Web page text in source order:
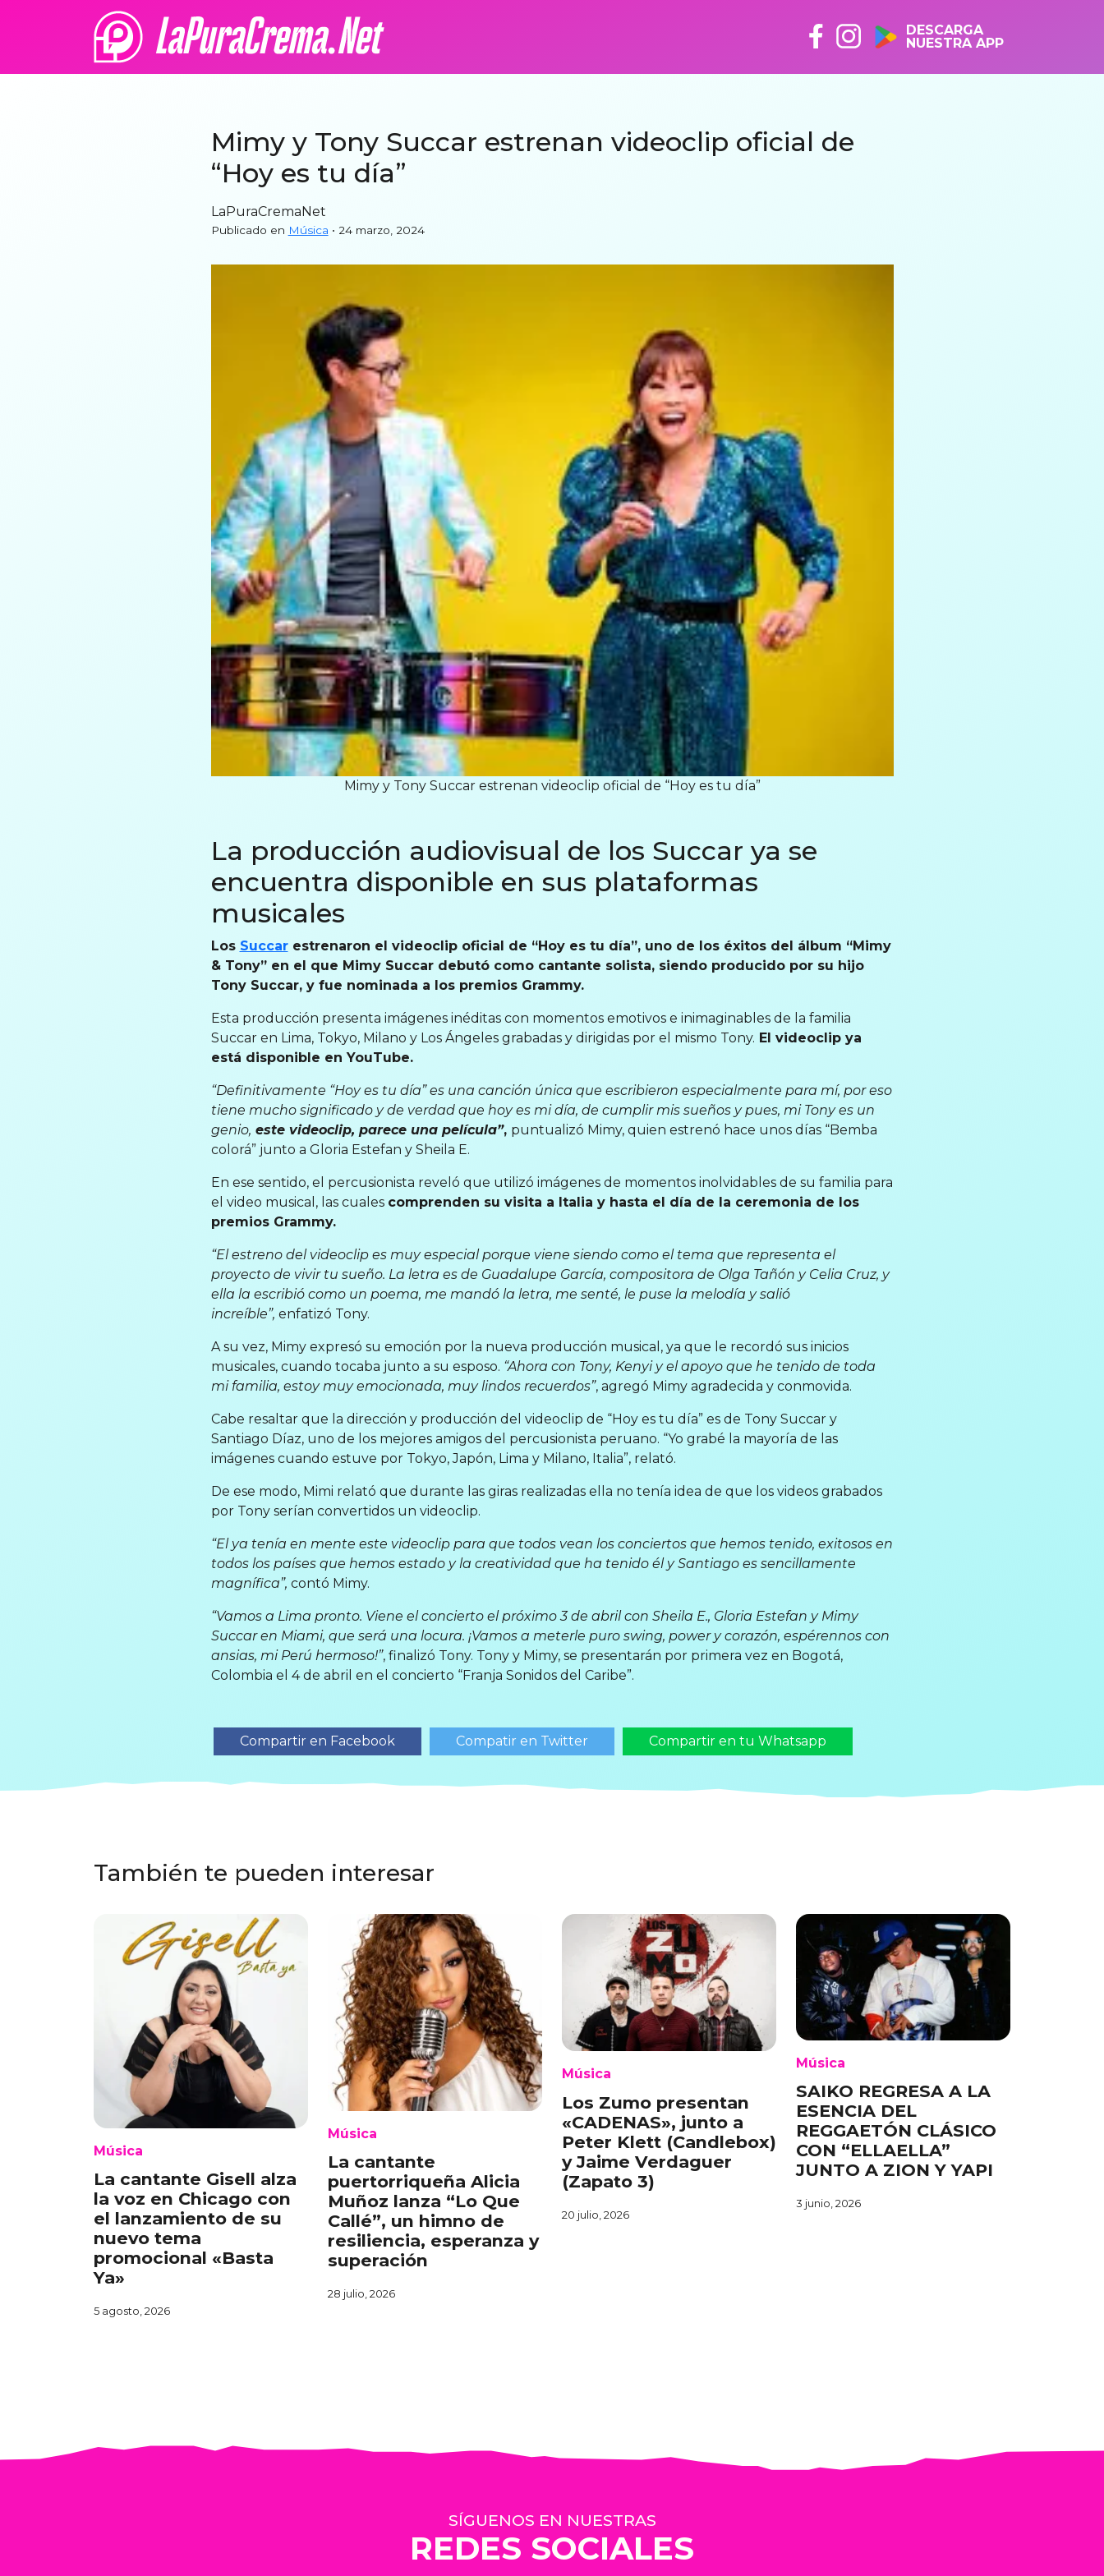
DESCARGA
NUESTRA APP
Mimy y Tony Succar estrenan videoclip oficial de
“Hoy es tu día”
LaPuraCremaNet
Publicado en Música • 24 marzo, 2024
Mimy y Tony Succar estrenan videoclip oficial de “Hoy es tu día”
La producción audiovisual de los Succar ya se
encuentra disponible en sus plataformas
musicales
Los Succarestrenaron el videoclip oficial de “Hoy es tu día”, uno de los éxitos del álbum “Mimy
& Tony” en el que Mimy Succar debutó como cantante solista, siendo producido por su hijo
Tony Succar, y fue nominada a los premios Grammy.
Esta producción presenta imágenes inéditas con momentos emotivos e inimaginables de la familia
Succar en Lima, Tokyo, Milano y Los Ángeles grabadas y dirigidas por el mismo Tony. El videoclip ya
está disponible en YouTube.
“Definitivamente “Hoy es tu día” es una canción única que escribieron especialmente para mí, por eso
tiene mucho significado y de verdad que hoy es mi día, de cumplir mis sueños y pues, mi Tony es un
genio, este videoclip, parece una película”, puntualizó Mimy, quien estrenó hace unos días “Bemba
colorá” junto a Gloria Estefan y Sheila E.
En ese sentido, el percusionista reveló que utilizó imágenes de momentos inolvidables de su familia para
el video musical, las cuales comprenden su visita a Italia y hasta el día de la ceremonia de los
premios Grammy.
“El estreno del videoclip es muy especial porque viene siendo como el tema que representa el
proyecto de vivir tu sueño. La letra es de Guadalupe García, compositora de Olga Tañón y Celia Cruz, y
ella la escribió como un poema, me mandó la letra, me senté, le puse la melodía y salió
increíble”, enfatizó Tony.
A su vez, Mimy expresó su emoción por la nueva producción musical, ya que le recordó sus inicios
musicales, cuando tocaba junto a su esposo. “Ahora con Tony, Kenyi y el apoyo que he tenido de toda
mi familia, estoy muy emocionada, muy lindos recuerdos”, agregó Mimy agradecida y conmovida.
Cabe resaltar que la dirección y producción del videoclip de “Hoy es tu día” es de Tony Succar y
Santiago Díaz, uno de los mejores amigos del percusionista peruano. “Yo grabé la mayoría de las
imágenes cuando estuve por Tokyo, Japón, Lima y Milano, Italia”, relató.
De ese modo, Mimi relató que durante las giras realizadas ella no tenía idea de que los videos grabados
por Tony serían convertidos un videoclip.
“El ya tenía en mente este videoclip para que todos vean los conciertos que hemos tenido, exitosos en
todos los países que hemos estado y la creatividad que ha tenido él y Santiago es sencillamente
magnífica”, contó Mimy.
“Vamos a Lima pronto. Viene el concierto el próximo 3 de abril con Sheila E., Gloria Estefan y Mimy
Succar en Miami, que será una locura. ¡Vamos a meterle puro swing, power y corazón, espérennos con
ansias, mi Perú hermoso!”, finalizó Tony. Tony y Mimy, se presentarán por primera vez en Bogotá,
Colombia el 4 de abril en el concierto “Franja Sonidos del Caribe”.
Compartir en Facebook Compatir en Twitter Compartir en tu Whatsapp
También te pueden interesar
Música
La cantante Gisell alza
la voz en Chicago con
el lanzamiento de su
nuevo tema
promocional «Basta
Ya»
5 agosto, 2026
Música
La cantante
puertorriqueña Alicia
Muñoz lanza “Lo Que
Callé”, un himno de
resiliencia, esperanza y
superación
28 julio, 2026
Música
Los Zumo presentan
«CADENAS», junto a
Peter Klett (Candlebox)
y Jaime Verdaguer
(Zapato 3)
20 julio, 2026
Música
SAIKO REGRESA A LA
ESENCIA DEL
REGGAETÓN CLÁSICO
CON “ELLAELLA”
JUNTO A ZION Y YAPI
3 junio, 2026
SÍGUENOS EN NUESTRAS
REDES SOCIALES